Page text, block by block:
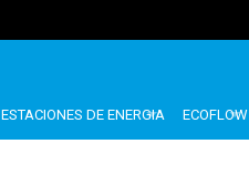
ESTACIONES DE ENERGIA ECOFLOW